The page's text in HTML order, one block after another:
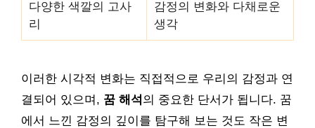
다양한 색깔의 고사
리
감정의 변화와 다채로운
생각
이러한 시각적 변화는 직접적으로 우리의 감정과 연
결되어 있으며, 꿈 해석의 중요한 단서가 됩니다. 꿈
에서 느낀 감정의 깊이를 탐구해 보는 것도 작은 변